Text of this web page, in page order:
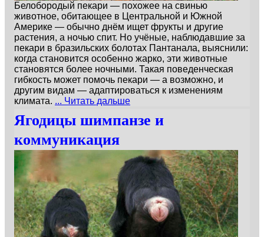
Белобородый пекари — похожее на свинью
животное, обитающее в Центральной и Южной
Америке — обычно днём ищет фрукты и другие
растения, а ночью спит. Но учёные, наблюдавшие за
пекари в бразильских болотах Пантанала, выяснили:
когда становится особенно жарко, эти животные
становятся более ночными. Такая поведенческая
гибкость может помочь пекари — а возможно, и
другим видам — адаптироваться к изменениям
климата. ... Читать дальше
Ягодицы шимпанзе и
коммуникация